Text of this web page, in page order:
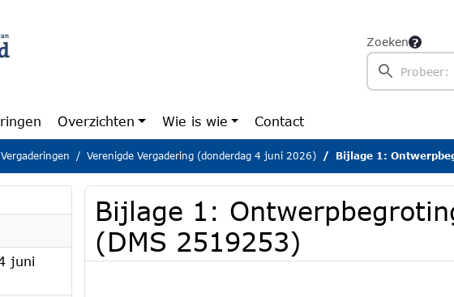
Zoeken
Overzichten Wie is wie Contact
Vergaderingen Verenigde Vergadering (donderdag 4 juni 2026) Bijlage 1:
juni
Bijlage 1:
(DMS 2519253)